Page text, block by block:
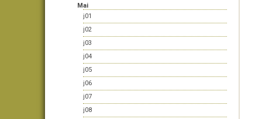
Mai
j01
j02
j03
j04
j05
j06
j07
j08